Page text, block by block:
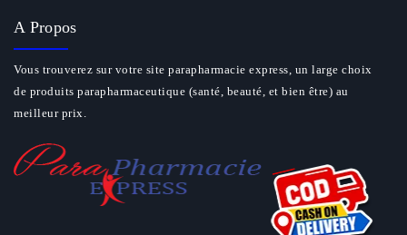
A Propos
Vous trouverez sur votre site parapharmacie express, un large choix
de produits parapharmaceutique (santé, beauté, et bien être) au
meilleur prix.